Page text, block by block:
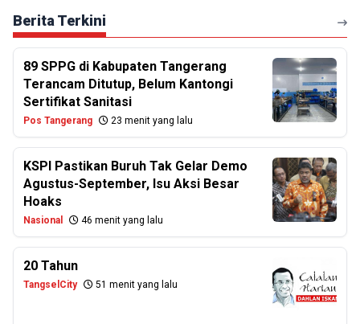
Berita Terkini
89 SPPG di Kabupaten Tangerang
Terancam Ditutup, Belum Kantongi
Sertifikat Sanitasi
Pos Tangerang 23 menit yang lalu
KSPI Pastikan Buruh Tak Gelar Demo
Agustus-September, Isu Aksi Besar
Hoaks
Nasional 46 menit yang lalu
20 Tahun
TangselCity 51 menit yang lalu